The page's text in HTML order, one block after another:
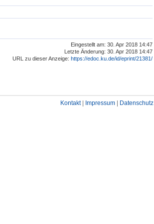
Eingestellt am: 30. Apr 2018 14:47
Letzte Änderung: 30. Apr 2018 14:47
URL zu dieser Anzeige: https://edoc.ku.de/id/eprint/21381/
Kontakt| Impressum Datenschutz